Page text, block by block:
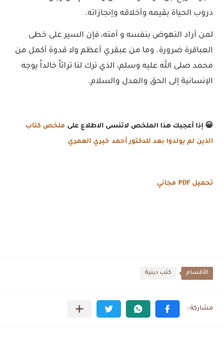
دروب الحياة بقيمه وأخلاقه وإنجازاته.
لمن أراد النهوض بنفسه و أمته، فإن السير على خطى
العباقرة ضرورة. وما من عبقري أعظم ولا قدوة أكمل من
محمد صلى الله عليه وسلم، الذي ترك لنا تراثاً خالداً يوجه
الإنسانية إلى الحق والعدل والسلام.
😀 إذا أعجبك هذا الملخص لاتنسى الاطلاع على ملخص كتاب
الذين لم يولدوا بعد للدكتور أحمد خيري العمري
تحميل PDF مجاني
الأقسام كتب دينية